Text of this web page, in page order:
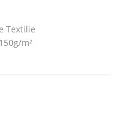
Textilie
m²